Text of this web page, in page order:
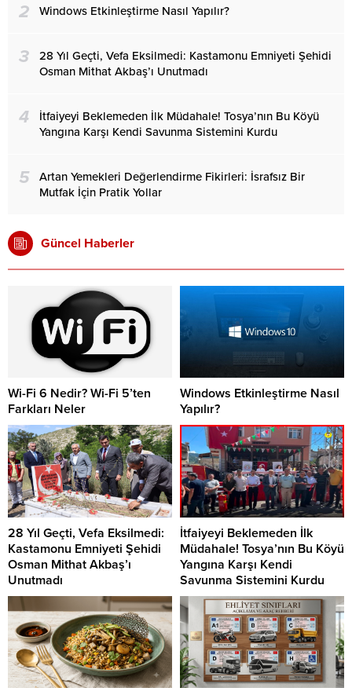
2 Windows Etkinleştirme Nasıl Yapılır?
3
28 Yıl Geçti, Vefa Eksilmedi: Kastamonu Emniyeti Şehidi
Osman Mithat Akbaş’ı Unutmadı
4
İtfaiyeyi Beklemeden İlk Müdahale! Tosya’nın Bu Köyü
Yangına Karşı Kendi Savunma Sistemini Kurdu
5
Artan Yemekleri Değerlendirme Fikirleri: İsrafsız Bir
Mutfak İçin Pratik Yollar
Güncel Haberler
Wi-Fi 6 Nedir? Wi-Fi 5’ten
Farkları Neler
Windows Etkinleştirme Nasıl
Yapılır?
28 Yıl Geçti, Vefa Eksilmedi:
Kastamonu Emniyeti Şehidi
Osman Mithat Akbaş’ı
Unutmadı
İtfaiyeyi Beklemeden İlk
Müdahale! Tosya’nın Bu Köyü
Yangına Karşı Kendi
Savunma Sistemini Kurdu